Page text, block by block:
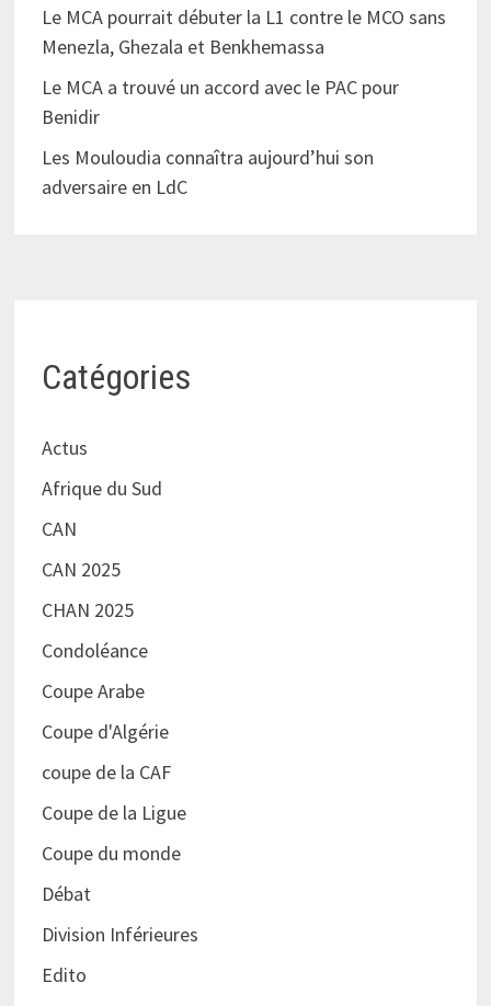
Le MCA pourrait débuter la L1 contre le MCO sans
Menezla, Ghezala et Benkhemassa
Le MCA a trouvé un accord avec le PAC pour
Benidir
Les Mouloudia connaîtra aujourd’hui son
adversaire en LdC
Catégories
Actus
Afrique du Sud
CAN
CAN 2025
CHAN 2025
Condoléance
Coupe Arabe
Coupe d'Algérie
coupe de la CAF
Coupe de la Ligue
Coupe du monde
Débat
Division Inférieures
Edito